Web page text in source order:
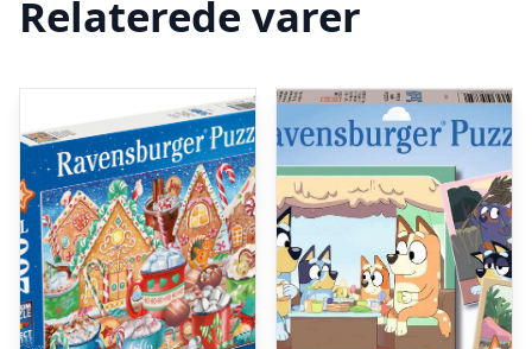
Relaterede varer